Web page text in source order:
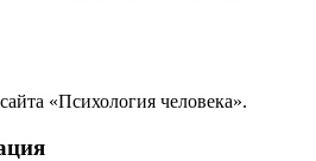
«Психология человека».